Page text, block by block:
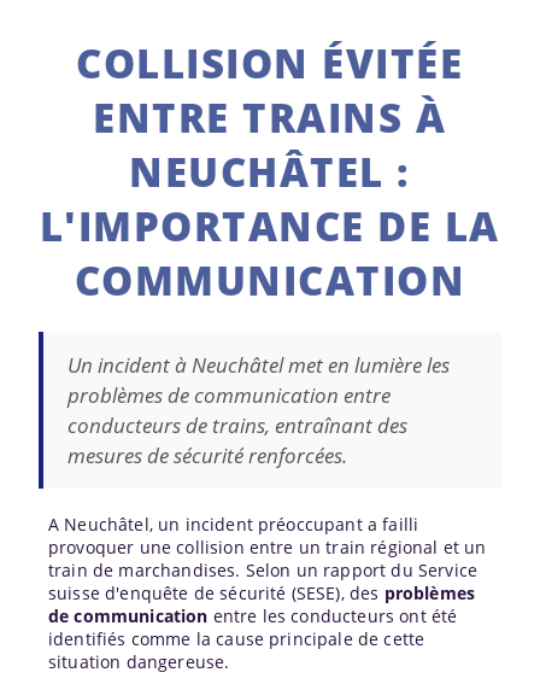
COLLISION ÉVITÉE
ENTRE TRAINS À
NEUCHÂTEL :
L'IMPORTANCE DE LA
COMMUNICATION
Un incident à Neuchâtel met en lumière les
problèmes de communication entre
conducteurs de trains, entraînant des
mesures de sécurité renforcées.
A Neuchâtel, un incident préoccupant a failli
provoquer une collision entre un train régional et un
train de marchandises. Selon un rapport du Service
suisse d'enquête de sécurité (SESE), des problèmes
de communication entre les conducteurs ont été
identifiés comme la cause principale de cette
situation dangereuse.